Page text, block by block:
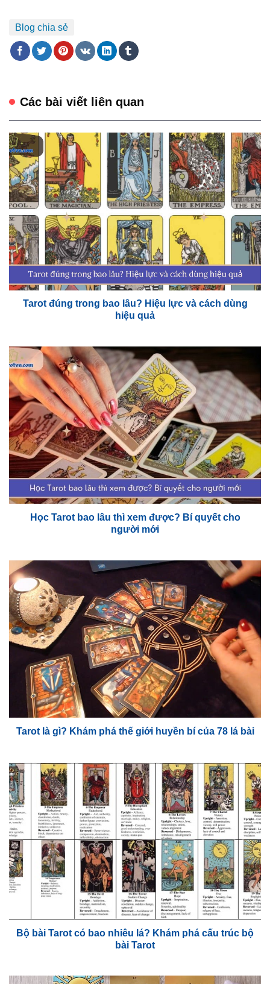
Blog chia sẻ
Các bài viết liên quan
Tarot đúng trong bao lâu? Hiệu lực và cách dùng
hiệu quả
Học Tarot bao lâu thì xem được? Bí quyết cho
người mới
Tarot là gì? Khám phá thế giới huyền bí của 78 lá bài
Bộ bài Tarot có bao nhiêu lá? Khám phá cấu trúc bộ
bài Tarot